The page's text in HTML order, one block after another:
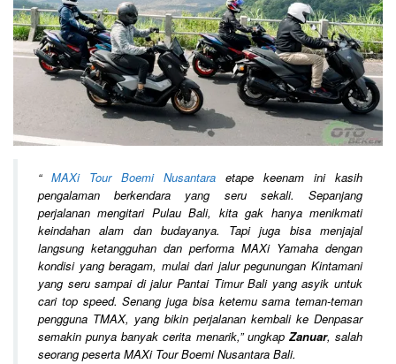
“ MAXi Tour Boemi Nusantara etape keenam ini kasih
pengalaman berkendara yang seru sekali. Sepanjang
perjalanan mengitari Pulau Bali, kita gak hanya menikmati
keindahan alam dan budayanya. Tapi juga bisa menjajal
langsung ketangguhan dan performa MAXi Yamaha dengan
kondisi yang beragam, mulai dari jalur pegunungan Kintamani
yang seru sampai di jalur Pantai Timur Bali yang asyik untuk
cari top speed. Senang juga bisa ketemu sama teman-teman
pengguna TMAX, yang bikin perjalanan kembali ke Denpasar
semakin punya banyak cerita menarik,” ungkap Zanuar, salah
seorang peserta MAXi Tour Boemi Nusantara Bali.